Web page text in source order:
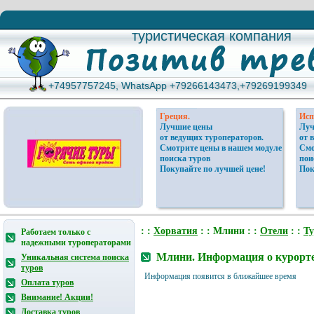
туристическая компания
туристическая компания
+74957757245, WhatsApp +79266143473,+79269199349
+74957757245, WhatsApp +79266143473,+79269199349
Греция.
Лучшие цены
от ведущих туроператоров.
Смотрите цены в нашем модуле
поиска туров
Покупайте по лучшей цене!
от
Работаем только с
надежными туроператорами
Уникальная система поиска
туров
Оплата туров
Внимание! Акции!
Доставка туров
: : Хорватия : : Млини : : Отели : :
Млини. Информация о
Информация появится в ближайшее время